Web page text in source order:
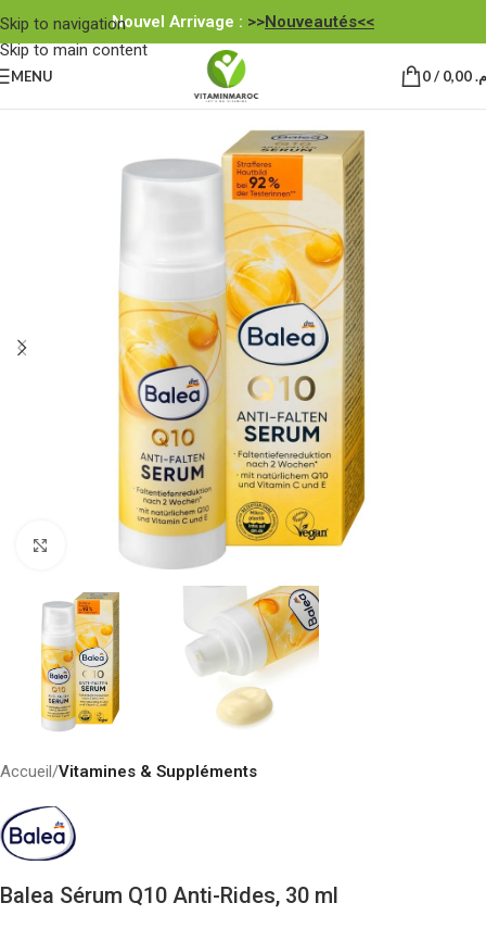
Skip to navigation
Skip to main content
Nouvel Arrivage : >>Nouveautés<<
MENU 0/
Accueil Vitamines & Suppléments
Balea Sérum Q10 Anti-Rides, 30 ml